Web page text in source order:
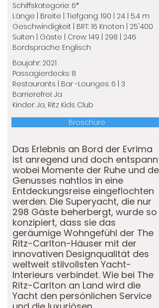
Schiffskategorie: 6*
Länge | Breite | Tiefgang: 190 | 24 | 5.4 m
Geschwindigkeit | BRT: 16 Knoten | 25'400
​Suiten | Gäste | Crew: 149 | 298 | 246
​Bordsprache: Englisch
Baujahr: 2021
Passagierdecks: 8
Restaurants | Bar -Lounges: 6 | 3
Barrierefrei: Ja
Kinder: Ja, Ritz Kids Club
Broschüre
Das Erlebnis an Bord der Evrima
ist anregend und doch entspannt,
wobei Momente der Ruhe und des
Genusses nahtlos in eine
Entdeckungsreise eingeflochten
werden. Die Superyacht, die nur
298 Gäste beherbergt, wurde so
konzipiert, dass sie das
geräumige Wohngefühl der The
Ritz-Carlton-Häuser mit der
innovativen Designqualität des
weltweit stilvollsten Yacht-
Interieurs verbindet. Wie bei The
Ritz-Carlton an Land wird die
Yacht den persönlichen Service